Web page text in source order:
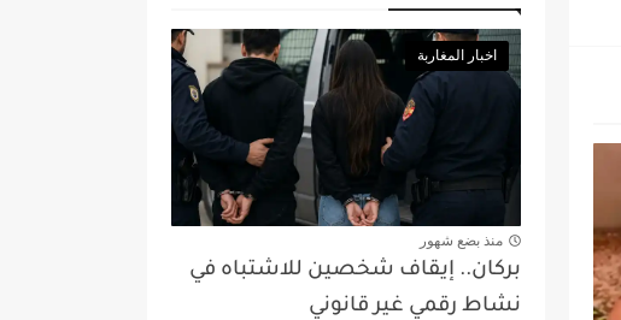
اخبار المغاربة
منذ بضع شهور
بركان.. إيقاف شخصين للاشتباه في
نشاط رقمي غير قانوني